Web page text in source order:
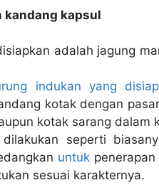
kandang kapsul
adalah jagung
indukan yang
kotak dengan
kotak sarang dalam
seperti
untuk
sesuai karakternya.